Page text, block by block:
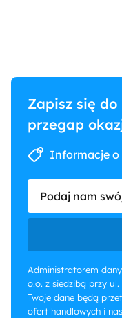
Zapisz się
przegap
Informacje o
Podaj nam
Administratorem
o.o. z siedzibą przy ul.
Twoje dane będą
ofert handlowych i